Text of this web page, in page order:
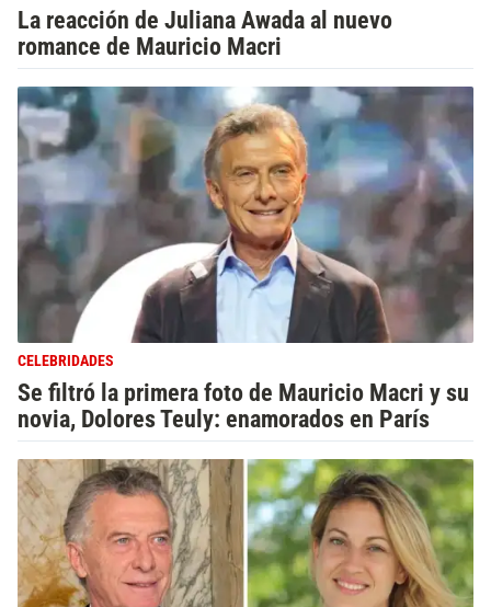
La reacción de Juliana Awada al nuevo
romance de Mauricio Macri
CELEBRIDADES
Se filtró la primera foto de Mauricio Macri y su
novia, Dolores Teuly: enamorados en París